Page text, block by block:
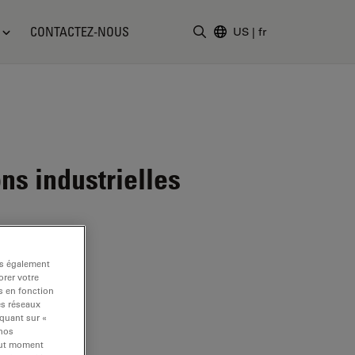
CONTACTEZ-NOUS US | fr
industrielles
également
votre
en fonction
réseaux
sur «
moment